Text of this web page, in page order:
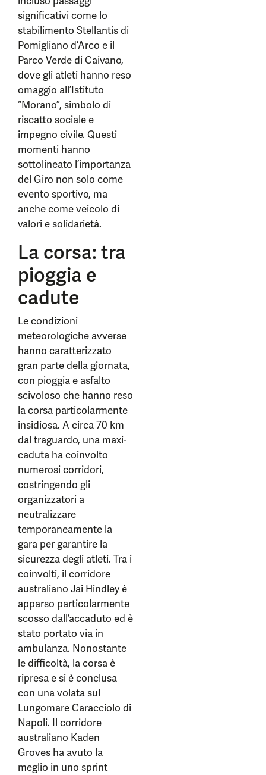
significativi come lo
stabilimento Stellantis di
Pomigliano d’Arco e il
Parco Verde di Caivano,
dove gli atleti hanno reso
omaggio all’Istituto
“Morano”, simbolo di
riscatto sociale e
impegno civile. Questi
momenti hanno
sottolineato l’importanza
del Giro non solo come
evento sportivo, ma
anche come veicolo di
valori e solidarietà.
La corsa: tra
pioggia e
cadute
Le condizioni
meteorologiche avverse
hanno caratterizzato
gran parte della giornata,
con pioggia e asfalto
scivoloso che hanno reso
la corsa particolarmente
insidiosa. A circa 70 km
dal traguardo, una maxi-
caduta ha coinvolto
numerosi corridori,
costringendo gli
organizzatori a
neutralizzare
temporaneamente la
gara per garantire la
sicurezza degli atleti. Tra i
coinvolti, il corridore
australiano Jai Hindley è
apparso particolarmente
scosso dall’accaduto ed è
stato portato via in
ambulanza. Nonostante
le difficoltà, la corsa è
ripresa e si è conclusa
con una volata sul
Lungomare Caracciolo di
Napoli. Il corridore
australiano Kaden
Groves ha avuto la
meglio in uno sprint